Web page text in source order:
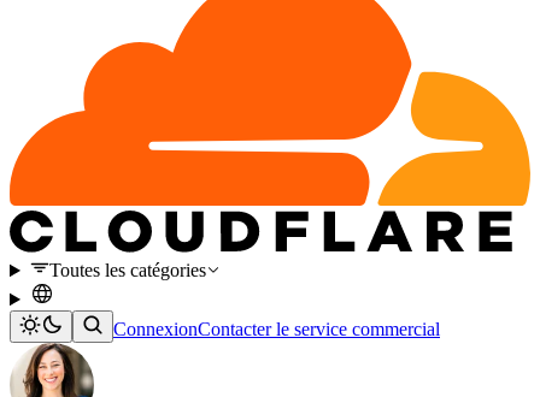
Toutes les catégories
ConnexionContacter le service commercial